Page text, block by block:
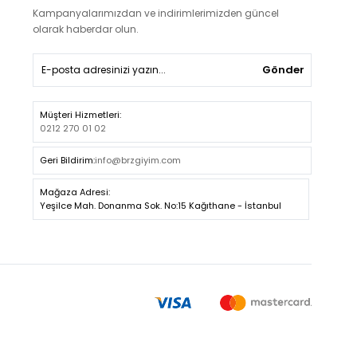
Kampanyalarımızdan ve indirimlerimizden güncel
olarak haberdar olun.
Gönder
Müşteri Hizmetleri:
0212 270 01 02
Geri Bildirim:info@brzgiyim.com
Mağaza Adresi:
Yeşilce Mah. Donanma Sok. No:15 Kağıthane - İstanbul